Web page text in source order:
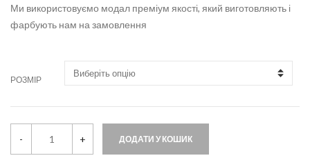
Ми використовуємо модал преміум якості, який виготовляють і
фарбують нам на замовлення
РОЗМІР
t
- + ДОДАТИ У КОШИК